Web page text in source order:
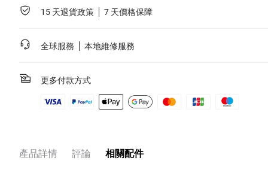
15 天退貨政策 7 天價格保障
全球服務 本地維修服務
更多付款方式
產品詳情 評論 相關配件